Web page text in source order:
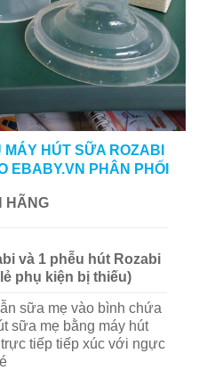
HÚT SỮA ROZABI
EBABY.VN PHÂN PHỐI
HÃNG
và 1 phễu hút Rozabi
phụ kiện bị thiếu)
sữa mẹ vào bình chứa
sữa mẹ bằng máy hút
tiếp tiếp xúc với ngực